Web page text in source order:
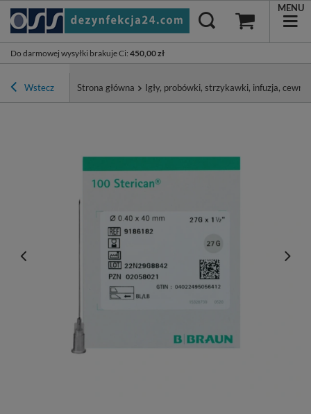
Do darmowej wysyłki brakuje Ci: 450,00 zł
MENU
Wstecz Strona główna Igły, probówki, strzykawki, infuzja,